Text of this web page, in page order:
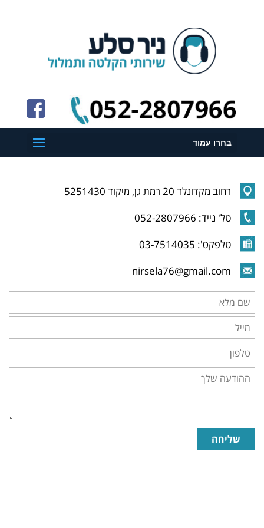
בחרו עמוד
רחוב מקדונלד 20 רמת גן, מיקוד 5251430
טל' נייד: 052-2807966
טלפקס': 03-7514035
nirsela76@gmail.com